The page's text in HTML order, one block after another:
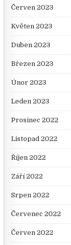
Červen 2023
Květen 2023
Duben 2023
Březen 2023
Únor 2023
Leden 2023
Prosinec 2022
Listopad 2022
Říjen 2022
Září 2022
Srpen 2022
Červenec 2022
Červen 2022